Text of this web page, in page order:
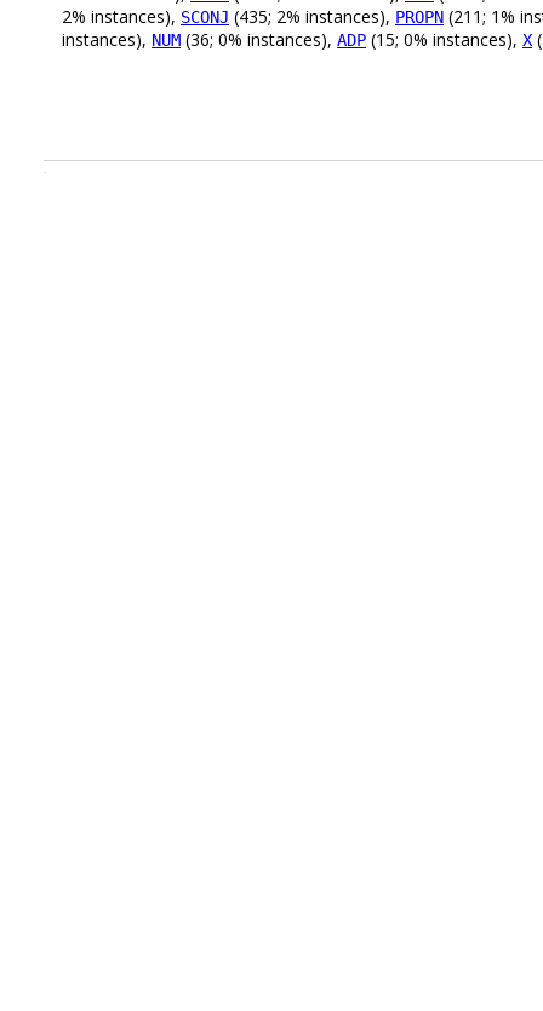
2% instances), SCONJ (435; 2% instances), PROPN (211; 1%
instances), NUM (36; 0% instances), ADP (15; 0% instances), X
.